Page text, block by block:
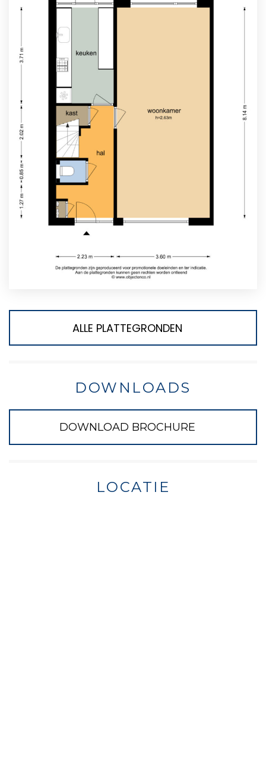
ALLE PLATTEGRONDEN
DOWNLOADS
DOWNLOAD BROCHURE
LOCATIE